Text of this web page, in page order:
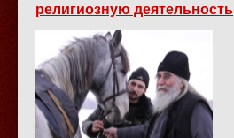
религиозную деятельность